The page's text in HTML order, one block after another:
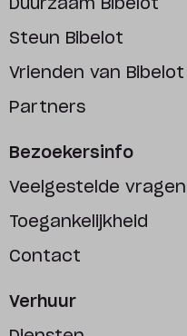
Duurzaam Bibelot
Steun Bibelot
Vrienden van Bibelot
Partners
Bezoekersinfo
Veelgestelde vragen
Toegankelijkheid
Contact
Verhuur